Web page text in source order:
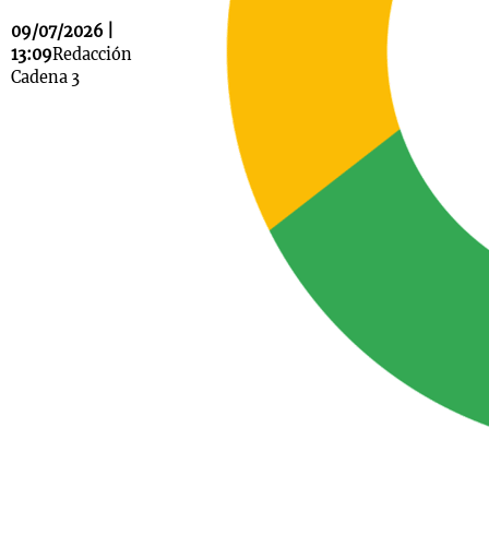
09/07/2026 |
13:09Redacción
Cadena 3